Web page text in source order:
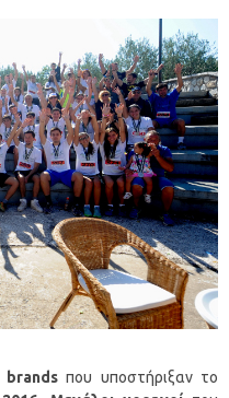
brands που υποστήριξαν το